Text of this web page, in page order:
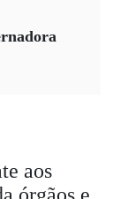
aos